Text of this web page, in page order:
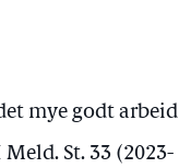
mye godt arbeid
St. 33 (2023-